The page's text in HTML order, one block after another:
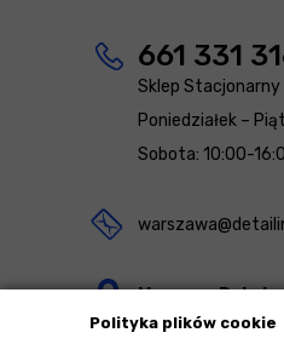
Polityka plików cookie
661 331
Sklep Stacjonarny
Poniedziałek –
Sobota: 10:00-
Magazyn Rekcin
Nomos Sp. z o.o.